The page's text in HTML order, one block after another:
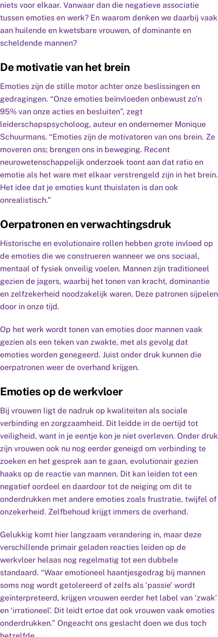
niets voor elkaar. Vanwaar dan die negatieve associatie
tussen emoties en werk? En waarom denken we daarbij vaak
aan huilende en kwetsbare vrouwen, of dominante en
scheldende mannen?
De motivatie van het brein
Emoties zijn de stille motor achter onze beslissingen en
gedragingen. “Onze emoties beïnvloeden onbewust zo’n
95% van onze acties en besluiten”, zegt
leiderschapspsycholoog, auteur en ondernemer Monique
Schuurmans. “Emoties zijn de motivatoren van ons brein. Ze
moveren ons; brengen ons in beweging. Recent
neurowetenschappelijk onderzoek toont aan dat ratio en
emotie als het ware met elkaar verstrengeld zijn in het brein.
Het idee dat je emoties kunt thuislaten is dan ook
onrealistisch.”
Oerpatronen en verwachtingsdruk
Historische en evolutionaire rollen hebben grote invloed op
de emoties die we construeren wanneer we ons sociaal,
mentaal of fysiek onveilig voelen. Mannen zijn traditioneel
gezien de jagers, waarbij het tonen van kracht, dominantie
en zelfzekerheid noodzakelijk waren. Deze patronen sijpelen
door in onze tijd.
Op het werk wordt tonen van emoties door mannen vaak
gezien als een teken van zwakte, met als gevolg dat
emoties worden genegeerd. Juist onder druk kunnen die
oerpatronen weer de overhand krijgen.
Emoties op de werkvloer
Bij vrouwen ligt de nadruk op kwaliteiten als sociale
verbinding en zorgzaamheid. Dit leidde in de oertijd tot
veiligheid, want in je eentje kon je niet overleven. Onder druk
zijn vrouwen ook nu nog eerder geneigd om verbinding te
zoeken en het gesprek aan te gaan, evolutionair gezien
haaks op de reactie van mannen. Dit kan leiden tot een
negatief oordeel en daardoor tot de neiging om dit te
onderdrukken met andere emoties zoals frustratie, twijfel of
onzekerheid. Zelfbehoud krijgt immers de overhand.
Gelukkig komt hier langzaam verandering in, maar deze
verschillende primair geladen reacties leiden op de
werkvloer helaas nog regelmatig tot een dubbele
standaard. “Waar emotioneel haantjesgedrag bij mannen
soms nog wordt getolereerd of zelfs als ‘passie’ wordt
geïnterpreteerd, krijgen vrouwen eerder het label van ‘zwak’
en ‘irrationeel’. Dit leidt ertoe dat ook vrouwen vaak emoties
onderdrukken.” Ongeacht ons geslacht doen we dus toch